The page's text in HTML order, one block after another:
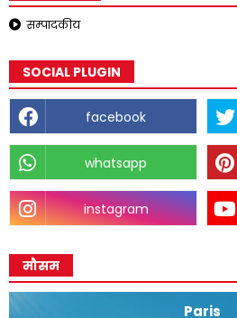
सम्पादकीय
SOCIAL PLUGIN
facebook
whatsapp
instagram
मौसम
Paris